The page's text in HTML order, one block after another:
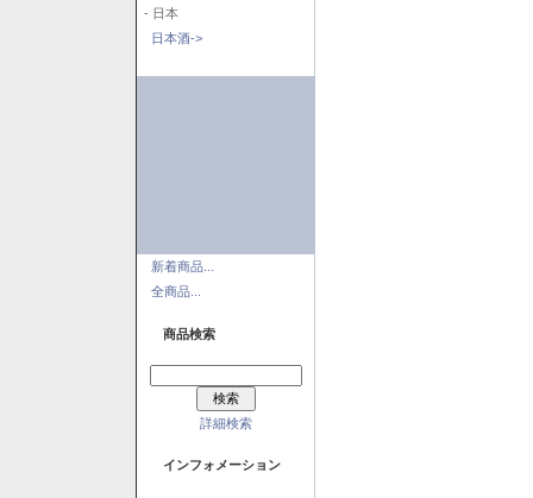
- 日本
日本酒->
新着商品...
全商品...
商品検索
詳細検索
インフォメーション